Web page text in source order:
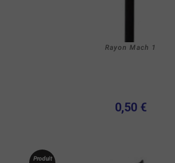
Rayon Mach 1
0,50 €
Produit